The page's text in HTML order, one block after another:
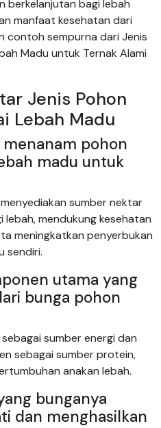
berkelanjutan bagi lebah
manfaat kesehatan dari
contoh sempurna dari Jenis
Madu untuk Ternak Alami
Jenis Pohon
Lebah Madu
pohon
madu untuk
sumber nektar
mendukung kesehatan
meningkatkan penyerbukan
sendiri.
utama yang
bunga pohon
sumber energi dan
sebagai sumber protein,
anakan lebah.
bunganya
dan menghasilkan